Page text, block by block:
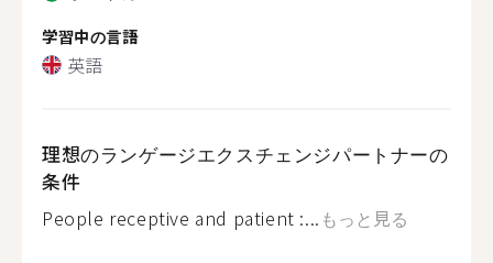
学習中の言語
英語
理想のランゲージエクスチェンジパートナーの
条件
People receptive and patient :... もっと見る